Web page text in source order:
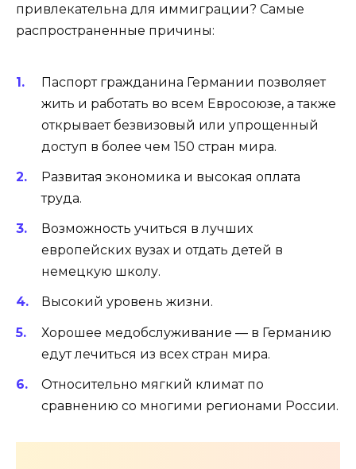
привлекательна для иммиграции? Самые
распространенные причины:
Паспорт гражданина Германии позволяет
жить и работать во всем Евросоюзе, а также
открывает безвизовый или упрощенный
доступ в более чем 150 стран мира.
Развитая экономика и высокая оплата
труда.
Возможность учиться в лучших
европейских вузах и отдать детей в
немецкую школу.
Высокий уровень жизни.
Хорошее медобслуживание — в Германию
едут лечиться из всех стран мира.
Относительно мягкий климат по
сравнению со многими регионами России.